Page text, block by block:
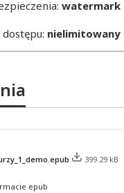
watermark
nielimitowany
399.29 kB
epub